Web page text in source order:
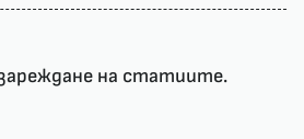
на статиите.